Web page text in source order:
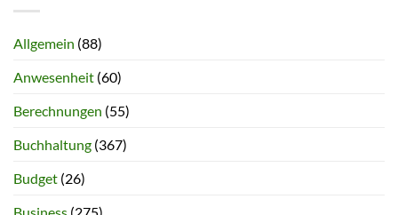
Allgemein (88)
Anwesenheit (60)
Berechnungen (55)
Buchhaltung (367)
Budget (26)